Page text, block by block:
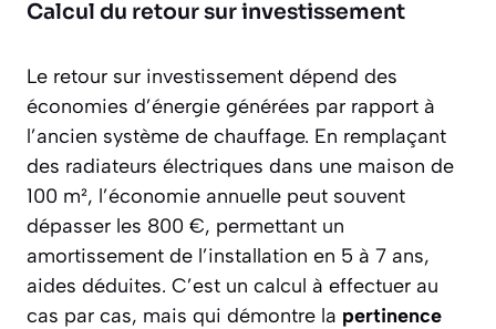
Calcul du retour sur investissement
Le retour sur investissement dépend des
économies d’énergie générées par rapport à
l’ancien système de chauffage. En remplaçant
des radiateurs électriques dans une maison de
100 m², l’économie annuelle peut souvent
dépasser les 800 €, permettant un
amortissement de l’installation en 5 à 7 ans,
aides déduites. C’est un calcul à effectuer au
cas par cas, mais qui démontre la pertinence